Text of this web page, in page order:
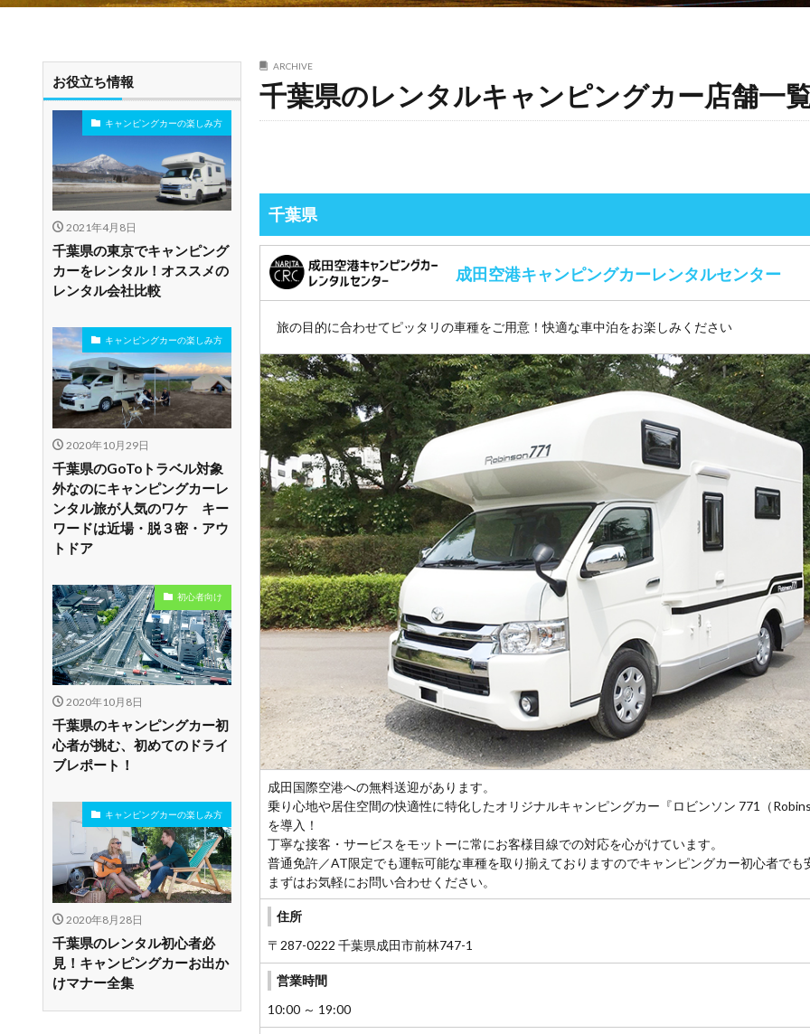
ARCHIVE
千葉県のレンタルキャンピングカー店舗一
千葉県
成田空港キャンピングカーレンタルセンター
旅の目的に合わせてピッタリの車種をご用意！快適な車中泊をお楽しみください
成田国際空港への無料送迎があります。
乗り心地や居住空間の快適性に特化したオリジナルキャンピングカー『ロビンソン 771（
を導入！
丁寧な接客・サービスをモットーに常にお客様目線での対応を心がけています。
普通免許／AT限定でも運転可能な車種を取り揃えておりますのでキャンピングカー初心者でも
まずはお気軽にお問い合わせください。
住所
〒287-0222 千葉県成田市前林747-1
営業時間
10:00 ～ 19:00
お役立ち情報
キャンピングカーの楽しみ方
2021年4月8日
千葉県の東京でキャンピング
カーをレンタル！オススメの
レンタル会社比較
キャンピングカーの楽しみ方
2020年10月29日
千葉県のGoToトラベル対象
外なのにキャンピングカーレ
ンタル旅が人気のワケ キー
ワードは近場・脱３密・アウ
トドア
初心者向け
2020年10月8日
千葉県のキャンピングカー初
心者が挑む、初めてのドライ
ブレポート！
キャンピングカーの楽しみ方
2020年8月28日
千葉県のレンタル初心者必
見！キャンピングカーお出か
けマナー全集